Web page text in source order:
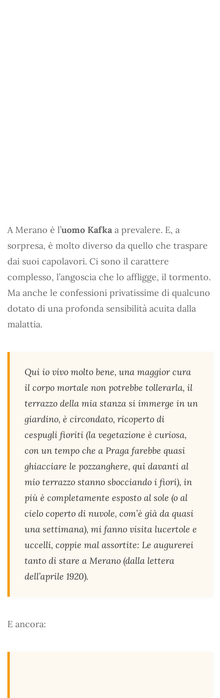
A Merano è l’uomo Kafka a prevalere. E, a
sorpresa, è molto diverso da quello che traspare
dai suoi capolavori. Ci sono il carattere
complesso, l’angoscia che lo affligge, il tormento.
Ma anche le confessioni privatissime di qualcuno
dotato di una profonda sensibilità acuita dalla
malattia.
Qui io vivo molto bene, una maggior cura
il corpo mortale non potrebbe tollerarla, il
terrazzo della mia stanza si immerge in un
giardino, è circondato, ricoperto di
cespugli fioriti (la vegetazione è curiosa,
con un tempo che a Praga farebbe quasi
ghiacciare le pozzanghere, qui davanti al
mio terrazzo stanno sbocciando i fiori), in
più è completamente esposto al sole (o al
cielo coperto di nuvole, com’è già da quasi
una settimana), mi fanno visita lucertole e
uccelli, coppie mal assortite: Le augurerei
tanto di stare a Merano (dalla lettera
dell’aprile 1920).
E ancora: